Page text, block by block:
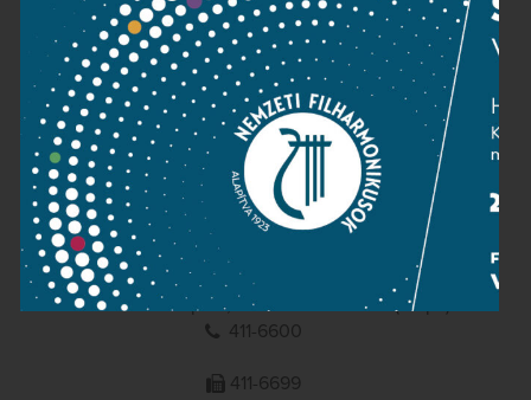
Impresszum
NEMZETI
FILHARMONIKUSOK
1095 Budapest, Komor Marcell u. 1. (Müpa)
411-6600
411-6699